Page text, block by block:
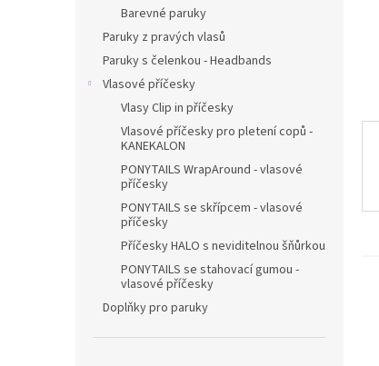
Barevné paruky
Paruky z pravých vlasů
Paruky s čelenkou - Headbands
Vlasové příčesky
Vlasy Clip in příčesky
Vlasové příčesky pro pletení copů -
KANEKALON
PONYTAILS WrapAround - vlasové
příčesky
PONYTAILS se skřípcem - vlasové
příčesky
Příčesky HALO s neviditelnou šňůrkou
PONYTAILS se stahovací gumou -
vlasové příčesky
Doplňky pro paruky